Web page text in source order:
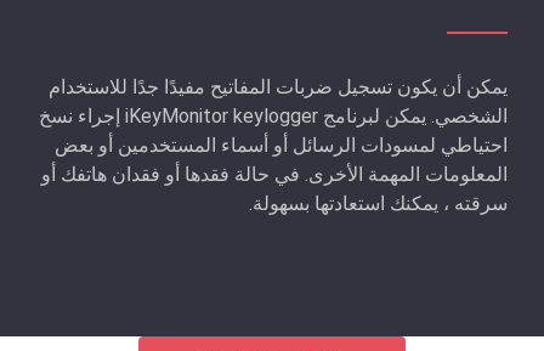
يمكن أن يكون تسجيل ضربات المفاتيح مفيدًا جدًا للاستخدام
الشخصي. يمكن لبرنامج iKeyMonitor keylogger إجراء نسخ
احتياطي لمسودات الرسائل أو أسماء المستخدمين أو بعض
المعلومات المهمة الأخرى. في حالة فقدها أو فقدان هاتفك أو
سرقته ، يمكنك استعادتها بسهولة.